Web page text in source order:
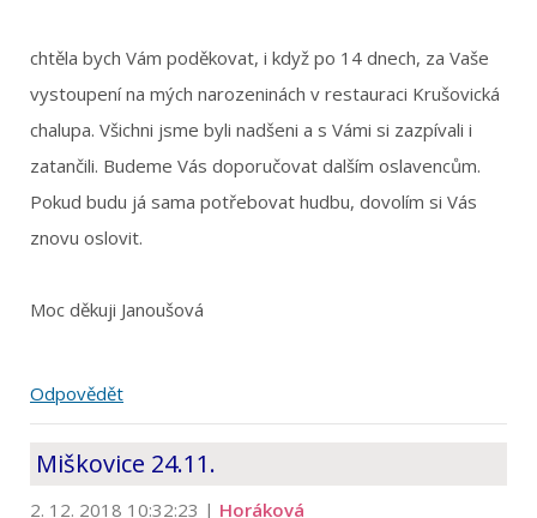
chtěla bych Vám poděkovat, i když po 14 dnech, za Vaše
vystoupení na mých narozeninách v restauraci Krušovická
chalupa. Všichni jsme byli nadšeni a s Vámi si zazpívali i
zatančili. Budeme Vás doporučovat dalším oslavencům.
Pokud budu já sama potřebovat hudbu, dovolím si Vás
znovu oslovit.
Moc děkuji Janoušová
Odpovědět
Miškovice 24.11.
2. 12. 2018 10:32:23 | Horáková